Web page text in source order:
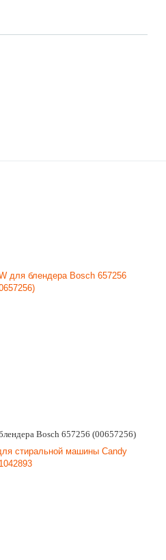
Bosch 657256 (00657256)